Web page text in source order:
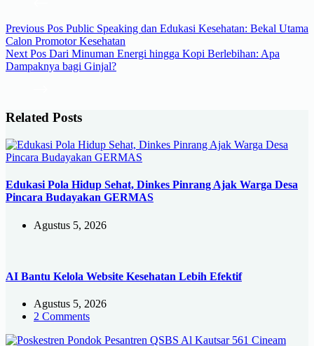
Previous Pos Public Speaking dan Edukasi Kesehatan: Bekal Utama
Calon Promotor Kesehatan
Next Pos Dari Minuman Energi hingga Kopi Berlebihan: Apa
Dampaknya bagi Ginjal?
Related Posts
Edukasi Pola Hidup Sehat, Dinkes Pinrang Ajak Warga Desa
Pincara Budayakan GERMAS
Agustus 5, 2026
AI Bantu Kelola Website Kesehatan Lebih Efektif
Agustus 5, 2026
2 Comments